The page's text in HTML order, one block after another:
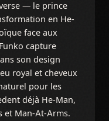
— le prince
en He-
face aux
capture
son design
royal et cheveux
pour les
déjà He-Man,
et Man-At-Arms.